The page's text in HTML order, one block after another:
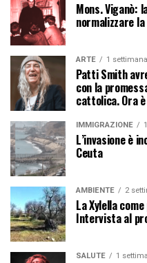
Mons. Viganò:
normalizzare
ARTE 1
Patti Smith
con la
cattolica. Ora
IMMIGRAZIONE
L’invasione è
Ceuta
AMBIENTE 2
La Xylella
Intervista al
SALUTE 1